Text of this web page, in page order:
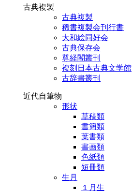
古典複製
古典複製
稀書複製会刊行書
大和絵同好会
古典保存会
尊経閣叢刊
複刻日本古典文学館
古辞書叢刊
近代自筆物
形状
草稿類
書簡類
葉書類
書画類
色紙類
短冊類
生月
１月生